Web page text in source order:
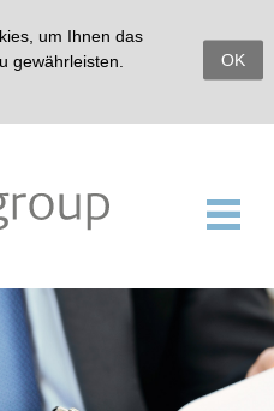
um Ihnen das
gewährleisten.
OK